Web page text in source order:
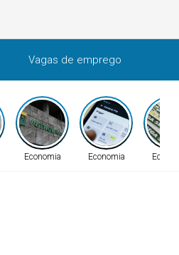
Vagas de emprego
Economia Economia